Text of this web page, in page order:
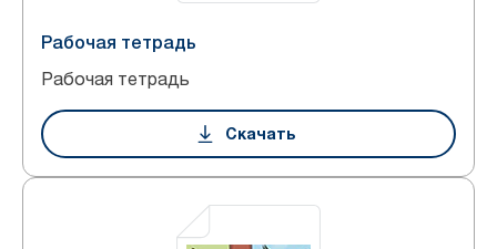
Рабочая тетрадь
Рабочая тетрадь
Скачать